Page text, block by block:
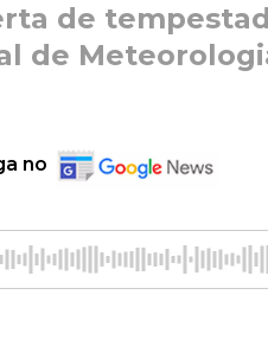
de
de
no